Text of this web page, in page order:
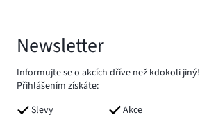
Newsletter
Informujte se o akcích dříve než kdokoli jiný!
Přihlášením získáte:
Slevy
Akce